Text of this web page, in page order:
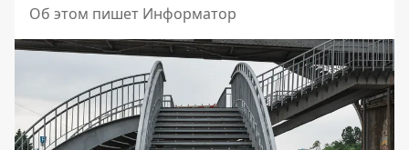
Об этом пишет Информатор